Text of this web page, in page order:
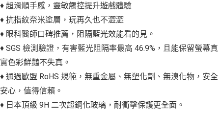
♦ 超滑順手感，靈敏觸控提升遊戲體驗
♦ 抗指紋奈米塗層，玩再久也不澀澀
♦ 眼科醫師口碑推薦，阻隔藍光效能看的見。
♦ SGS 檢測驗證，有害藍光阻隔率最高 46.9%，且能保留螢幕真
實色彩鮮豔不失真。
♦ 通過歐盟 RoHS 規範，無重金屬、無塑化劑、無溴化物，安全
安心，值得信賴。
♦ 日本頂級 9H 二次超鋼化玻璃，耐衝擊保護更全面。